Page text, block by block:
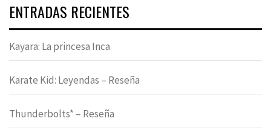
ENTRADAS RECIENTES
Kayara: La princesa Inca
Karate Kid: Leyendas – Reseña
Thunderbolts* – Reseña